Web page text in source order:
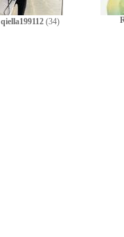
qiella199112 (34)